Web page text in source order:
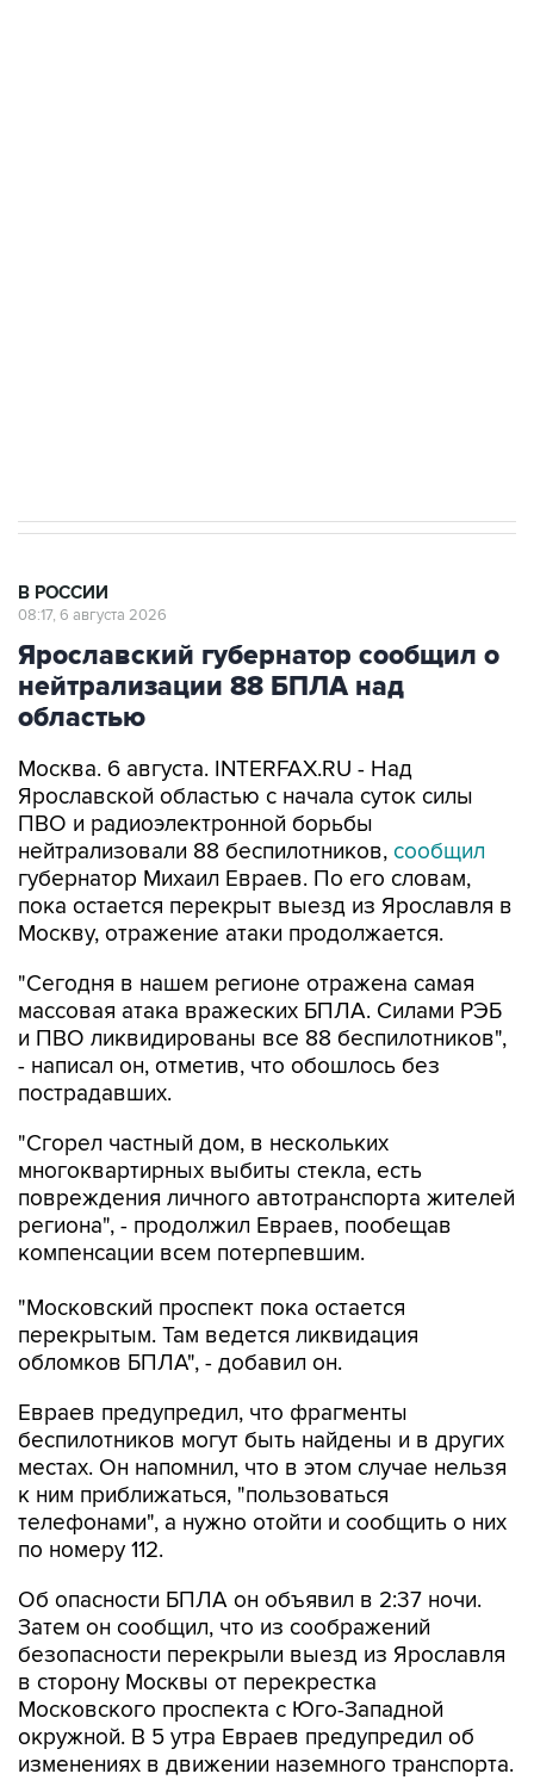
В РОССИИ
08:17, 6 августа 2026
Ярославский губернатор сообщил о
нейтрализации 88 БПЛА над
областью
Москва. 6 августа. INTERFAX.RU - Над
Ярославской областью с начала суток силы
ПВО и радиоэлектронной борьбы
нейтрализовали 88 беспилотников, сообщил
губернатор Михаил Евраев. По его словам,
пока остается перекрыт выезд из Ярославля в
Москву, отражение атаки продолжается.
"Сегодня в нашем регионе отражена самая
массовая атака вражеских БПЛА. Силами РЭБ
и ПВО ликвидированы все 88 беспилотников",
- написал он, отметив, что обошлось без
пострадавших.
"Сгорел частный дом, в нескольких
многоквартирных выбиты стекла, есть
повреждения личного автотранспорта жителей
региона", - продолжил Евраев, пообещав
компенсации всем потерпевшим.
"Московский проспект пока остается
перекрытым. Там ведется ликвидация
обломков БПЛА", - добавил он.
Евраев предупредил, что фрагменты
беспилотников могут быть найдены и в других
местах. Он напомнил, что в этом случае нельзя
к ним приближаться, "пользоваться
телефонами", а нужно отойти и сообщить о них
по номеру 112.
Об опасности БПЛА он объявил в 2:37 ночи.
Затем он сообщил, что из соображений
безопасности перекрыли выезд из Ярославля
в сторону Москвы от перекрестка
Московского проспекта с Юго-Западной
окружной. В 5 утра Евраев предупредил об
изменениях в движении наземного транспорта.